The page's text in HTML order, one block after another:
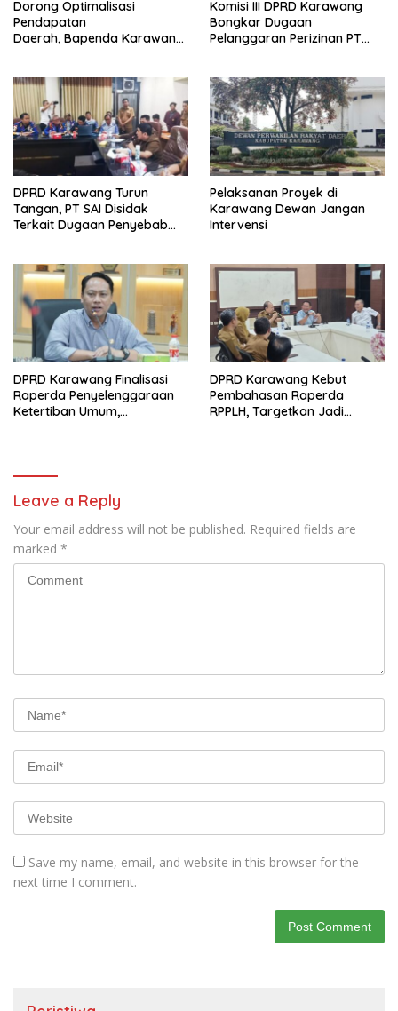
Dorong Optimalisasi
Pendapatan
Daerah, Bapenda Karawang
Dunia Usaha
Komisi III DPRD Karawang
Bongkar Dugaan
Pelanggaran Perizinan PT
DPRD Karawang Turun
Tangan, PT SAI Disidak
Terkait Dugaan Penyebab
Pelaksanan Proyek di
Karawang Dewan Jangan
Intervensi
DPRD Karawang Finalisasi
Raperda Penyelenggaraan
Ketertiban Umum,
DPRD Karawang Kebut
Pembahasan Raperda
RPPLH, Targetkan Jadi
Leave a Reply
Your email address will not be published. Required fields are
marked *
Save my name, email, and website in this browser for the
next time I comment.